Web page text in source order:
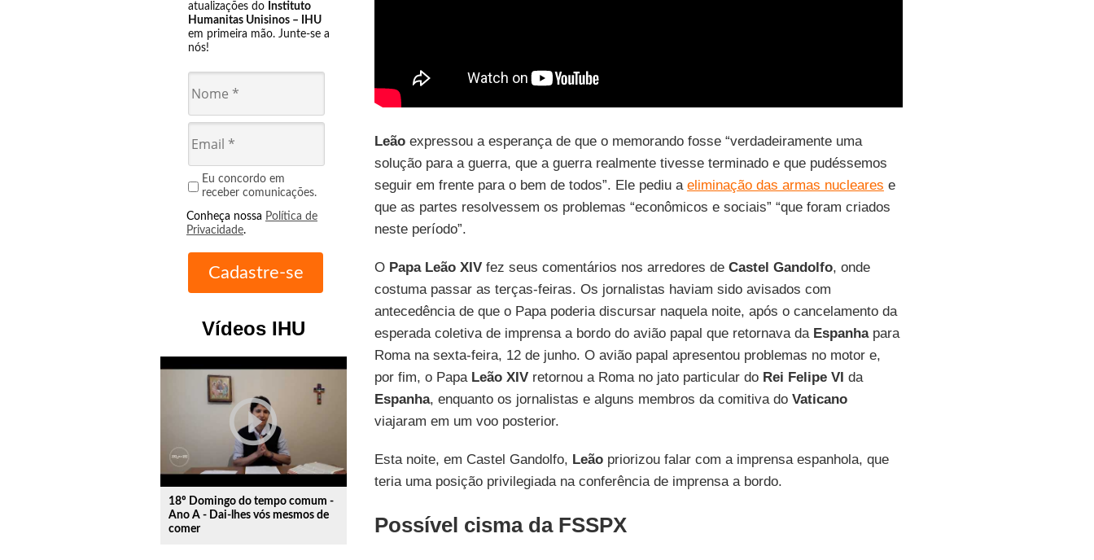
atualizações do Instituto
Humanitas Unisinos – IHU
em primeira mão. Junte-se a
nós!
Eu concordo em
receber comunicações.
Conheça nossa Política de
Privacidade.
Vídeos IHU
play_circle_outline
18º Domingo do tempo comum -
Ano A - Dai-lhes vós mesmos de
comer
Leãoexpressou a esperança de que o memorando fosse “verdadeiramente uma
solução para a guerra, que a guerra realmente tivesse terminado e que pudéssemos
seguir em frente para o bem de todos”. Ele pediu a eliminação das armas nucleares e
que as partes resolvessem os problemas “econômicos e sociais” “que foram criados
neste período”.
O Papa Leão XIVfez seus comentários nos arredores de Castel Gandolfo, onde
costuma passar as terças-feiras. Os jornalistas haviam sido avisados ​​com
antecedência de que o Papa poderia discursar naquela noite, após o cancelamento da
esperada coletiva de imprensa a bordo do avião papal que retornava da Espanhapara
Roma na sexta-feira, 12 de junho. O avião papal apresentou problemas no motor e,
por fim, o Papa Leão XIVretornou a Roma no jato particular do Rei Felipe VI da
Espanha, enquanto os jornalistas e alguns membros da comitiva do Vaticano
viajaram em um voo posterior.
Esta noite, em Castel Gandolfo, Leãopriorizou falar com a imprensa espanhola, que
teria uma posição privilegiada na conferência de imprensa a bordo.
Possível cisma da FSSPX